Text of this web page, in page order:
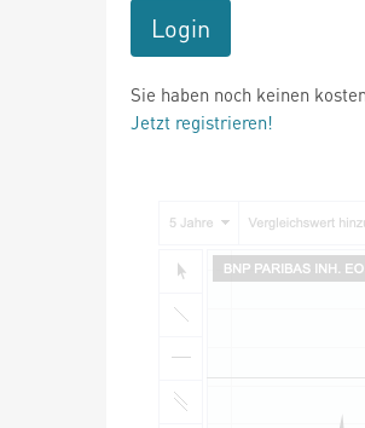
Login
Sie haben noch keinen
Jetzt registrieren!